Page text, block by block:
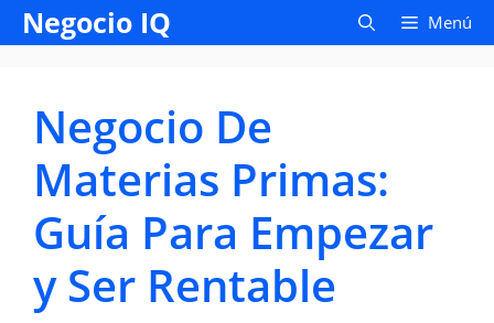
Saltar
al Negocio IQ Menú
Negocio De
Materias Primas:
Guía Para Empezar
y Ser Rentable